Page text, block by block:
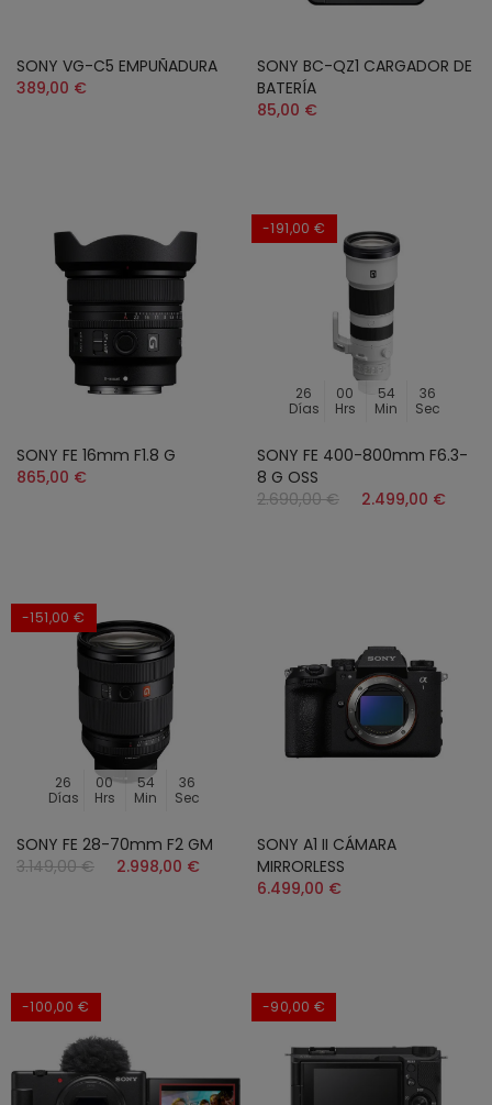
SONY VG-C5 EMPUÑADURA
389,00 €
SONY BC-QZ1 CARGADOR DE
BATERÍA
85,00 €
SONY FE 16mm F1.8 G
865,00 €
-191,00 €
26
Días
00
Hrs
54
Min
34
Sec
SONY FE 400-800mm F6.3-
8 G OSS
2.690,00 €
2.499,00 €
-151,00 €
26
Días
00
Hrs
54
Min
34
Sec
SONY FE 28-70mm F2 GM
3.149,00 €
2.998,00 €
SONY A1 II CÁMARA
MIRRORLESS
6.499,00 €
-100,00 € -90,00 €